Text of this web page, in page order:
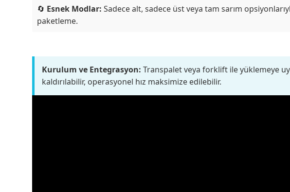
🔄 Esnek Modlar: Sadece alt, sadece üst veya tam sarım
paketleme.
Kurulum ve Entegrasyon: Transpalet veya forklift ile yüklemeye
kaldırılabilir, operasyonel hız maksimize edilebilir.